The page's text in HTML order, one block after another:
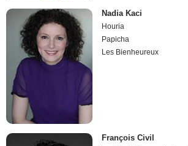
Nadia Kaci
Houria
Papicha
Les Bienheureux
François Civil